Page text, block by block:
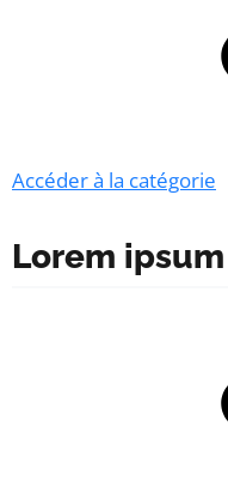
Accéder à la catégorie
Lorem